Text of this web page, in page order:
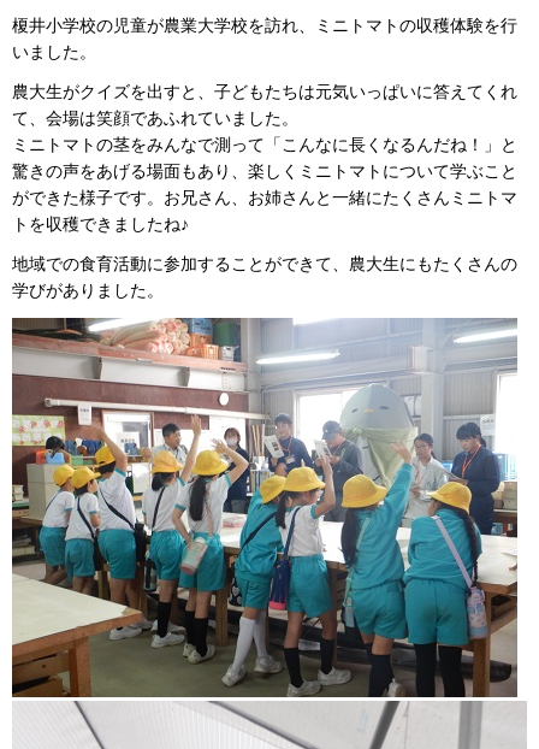
榎井小学校の児童が農業大学校を訪れ、ミニトマトの収穫体験を行
いました。
農大生がクイズを出すと、子どもたちは元気いっぱいに答えてくれ
て、会場は笑顔であふれていました。
ミニトマトの茎をみんなで測って「こんなに長くなるんだね！」と
驚きの声をあげる場面もあり、楽しくミニトマトについて学ぶこと
ができた様子です。お兄さん、お姉さんと一緒にたくさんミニトマ
トを収穫できましたね♪
地域での食育活動に参加することができて、農大生にもたくさんの
学びがありました。